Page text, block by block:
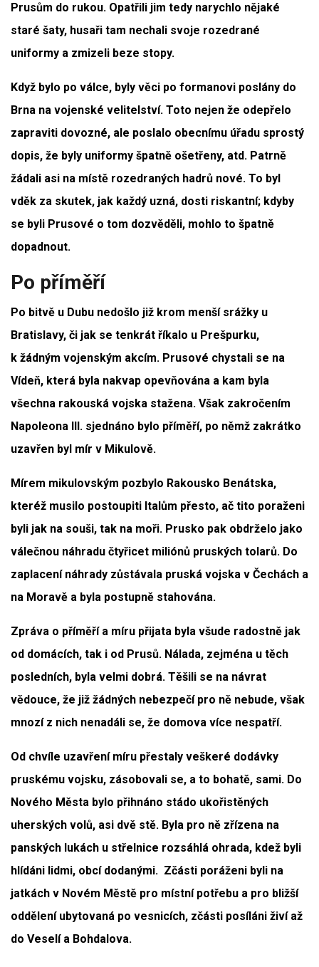
Prusům do rukou. Opatřili jim tedy narychlo nějaké
staré šaty, husaři tam nechali svoje rozedrané
uniformy a zmizeli beze stopy.
Když bylo po válce, byly věci po formanovi poslány do
Brna na vojenské velitelství. Toto nejen že odepřelo
zapraviti dovozné, ale poslalo obecnímu úřadu sprostý
dopis, že byly uniformy špatně ošetřeny, atd. Patrně
žádali asi na místě rozedraných hadrů nové. To byl
vděk za skutek, jak každý uzná, dosti riskantní; kdyby
se byli Prusové o tom dozvěděli, mohlo to špatně
dopadnout.
Po příměří
Po bitvě u Dubu nedošlo již krom menší srážky u
Bratislavy, či jak se tenkrát říkalo u Prešpurku,
k žádným vojenským akcím. Prusové chystali se na
Vídeň, která byla nakvap opevňována a kam byla
všechna rakouská vojska stažena. Však zakročením
Napoleona III. sjednáno bylo příměří, po němž zakrátko
uzavřen byl mír v Mikulově.
Mírem mikulovským pozbylo Rakousko Benátska,
kteréž musilo postoupiti Italům přesto, ač tito poraženi
byli jak na souši, tak na moři. Prusko pak obdrželo jako
válečnou náhradu čtyřicet miliónů pruských tolarů. Do
zaplacení náhrady zůstávala pruská vojska v Čechách a
na Moravě a byla postupně stahována.
Zpráva o příměří a míru přijata byla všude radostně jak
od domácích, tak i od Prusů. Nálada, zejména u těch
posledních, byla velmi dobrá. Těšili se na návrat
vědouce, že již žádných nebezpečí pro ně nebude, však
mnozí z nich nenadáli se, že domova více nespatří.
Od chvíle uzavření míru přestaly veškeré dodávky
pruskému vojsku, zásobovali se, a to bohatě, sami. Do
Nového Města bylo přihnáno stádo ukořistěných
uherských volů, asi dvě stě. Byla pro ně zřízena na
panských lukách u střelnice rozsáhlá ohrada, kdež byli
hlídáni lidmi, obcí dodanými. Zčásti poráženi byli na
jatkách v Novém Městě pro místní potřebu a pro bližší
oddělení ubytovaná po vesnicích, zčásti posíláni živí až
do Veselí a Bohdalova.